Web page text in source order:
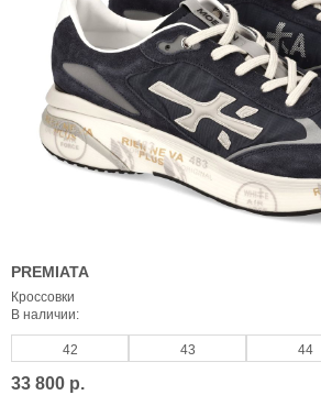
PREMIATA
Кроссовки
В наличии:
42 43 44
33 800 р.